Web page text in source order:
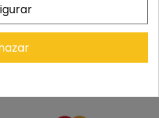
15 días, desde la recepción
la devolución.